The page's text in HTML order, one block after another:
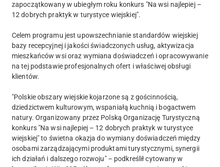
zapoczątkowany w ubiegłym roku konkurs "Na wsi najlepiej –
12 dobrych praktyk w turystyce wiejskiej".
Celem programu jest upowszechnianie standardów wiejskiej
bazy recepcyjnej i jakości świadczonych usług, aktywizacja
mieszkańców wsi oraz wymiana doświadczeń i opracowywanie
na tej podstawie profesjonalnych ofert i właściwej obsługi
klientów.
"Polskie obszary wiejskie kojarzone są z gościnnością,
dziedzictwem kulturowym, wspaniałą kuchnią i bogactwem
natury. Organizowany przez Polską Organizację Turystyczną
konkurs "Na wsi najlepiej – 12 dobrych praktyk w turystyce
wiejskiej" to świetna okazja do wymiany doświadczeń między
osobami zarządzającymi produktami turystycznymi, synergii
ich działań i dalszego rozwoju" – podkreślił cytowany w